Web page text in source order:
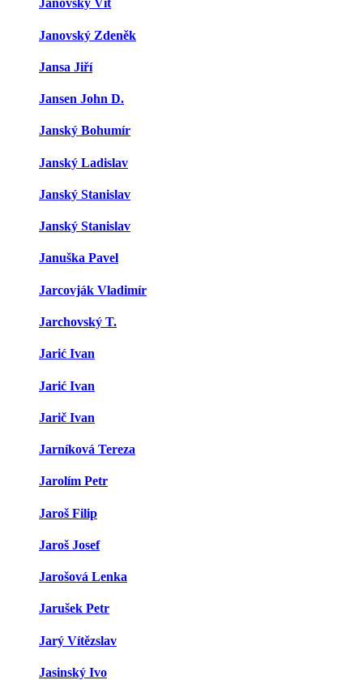
Janovský Vít
Janovský Zdeněk
Jansa Jiří
Jansen John D.
Janský Bohumír
Janský Ladislav
Janský Stanislav
Janský Stanislav
Januška Pavel
Jarcovják Vladimír
Jarchovský T.
Jarić Ivan
Jarić Ivan
Jarič Ivan
Jarníková Tereza
Jarolím Petr
Jaroš Filip
Jaroš Josef
Jarošová Lenka
Jarušek Petr
Jarý Vítězslav
Jasinský Ivo